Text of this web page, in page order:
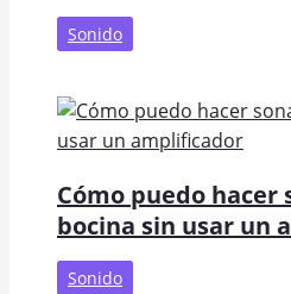
Sonido
Cómo puedo hacer
bocina sin usar un
Sonido